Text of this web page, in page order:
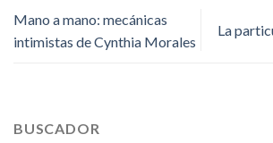
Mano a mano: mecánicas
intimistas de Cynthia Morales
La
BUSCADOR